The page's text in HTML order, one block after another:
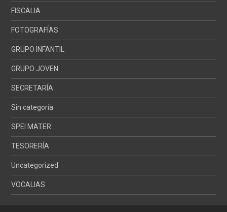
FISCALIA
FOTOGRAFÍAS
GRUPO INFANTIL
GRUPO JOVEN
SECRETARÍA
Sin categoría
SPEI MATER
TESORERÍA
Uncategorized
VOCALIAS